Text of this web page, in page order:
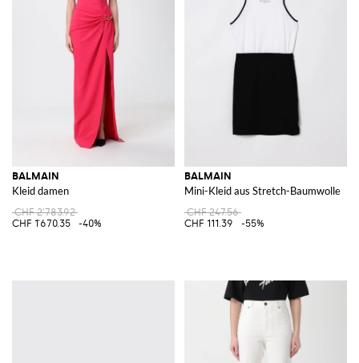
BALMAIN
Kleid damen
CHF 2'783.92
CHF 1'670.35
-40%
BALMAIN
Mini-Kleid aus Stretch-Baumwolle
CHF 247.56
CHF 111.39
-55%